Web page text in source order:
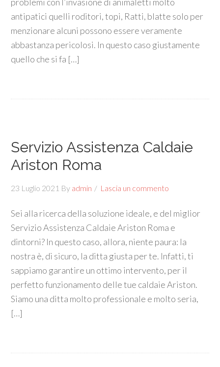
antipatici quelli roditori, topi, Ratti, blatte solo per
menzionare alcuni possono essere veramente
abbastanza pericolosi. In questo caso giustamente
quello che si fa […]
Servizio Assistenza Caldaie
Ariston Roma
23 Luglio 2021 By admin Lascia un commento
Sei alla ricerca della soluzione ideale, e del miglior
Servizio Assistenza Caldaie Ariston Roma e
dintorni? In questo caso, allora, niente paura: la
nostra è, di sicuro, la ditta giusta per te. Infatti, ti
sappiamo garantire un ottimo intervento, per il
perfetto funzionamento delle tue caldaie Ariston.
Siamo una ditta molto professionale e molto seria,
[…]